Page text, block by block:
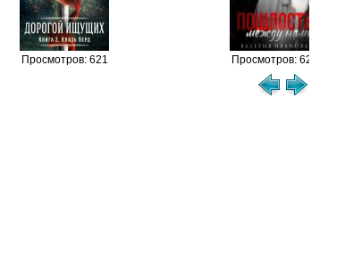
Просмотров: 621 Просмотров: 620